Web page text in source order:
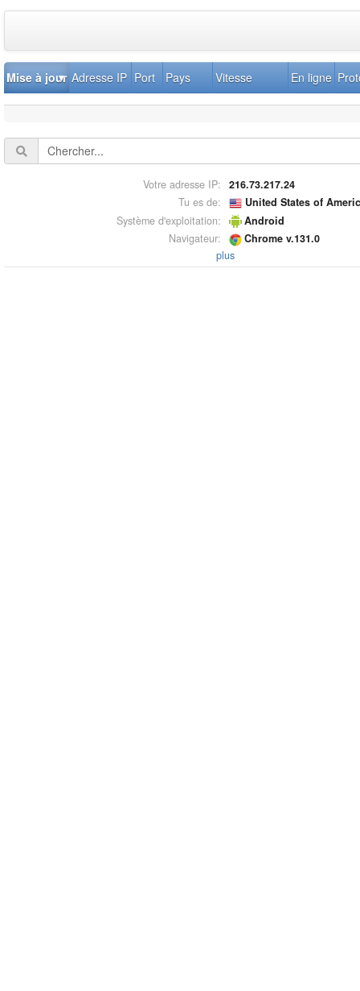
Mise à jour Adresse IP Port Pays Vitesse En ligne
Votre adresse IP:
216.73.217.24
Tu es de:
United States of
Système d'exploitation:
Android
Navigateur:
Chrome v.131.0
plus